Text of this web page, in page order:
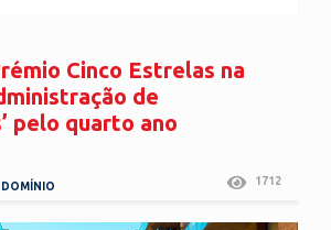
Cinco Estrelas na
de
pelo quarto ano
1712